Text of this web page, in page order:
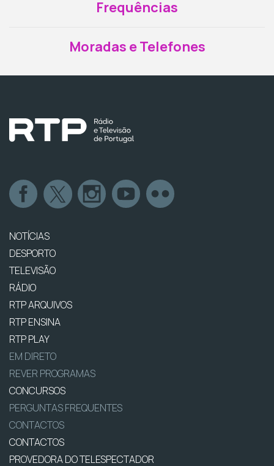
Frequências
Moradas e Telefones
NOTÍCIAS
DESPORTO
TELEVISÃO
RÁDIO
RTP ARQUIVOS
RTP ENSINA
RTP PLAY
EM DIRETO
REVER PROGRAMAS
CONCURSOS
PERGUNTAS FREQUENTES
CONTACTOS
CONTACTOS
PROVEDORA DO TELESPECTADOR